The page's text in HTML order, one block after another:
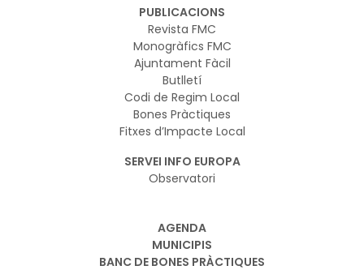
PUBLICACIONS
Revista FMC
Monogràfics FMC
Ajuntament Fàcil
Butlletí
Codi de Regim Local
Bones Pràctiques
Fitxes d’Impacte Local
SERVEI INFO EUROPA
Observatori
AGENDA
MUNICIPIS
BANC DE BONES PRÀCTIQUES